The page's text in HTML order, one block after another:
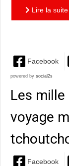
Lire la
Facebook
powered by social2s
Les mille
voyage
Facebook